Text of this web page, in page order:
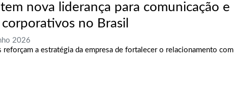
nova liderança para comunicação e
no Brasil
2026
reforçam a estratégia da empresa de fortalecer o relacionamento com